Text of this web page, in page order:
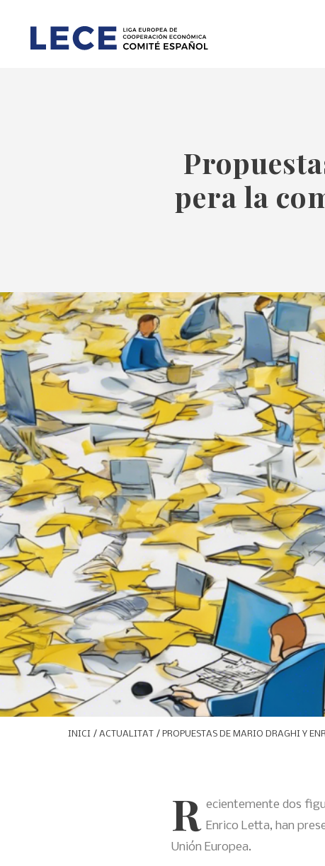
pera la
INICI /ACTUALITAT / PROPUESTAS DE MARIO DRAGHI Y
R ecientemente dos
Enrico Letta, han
Unión Europea.